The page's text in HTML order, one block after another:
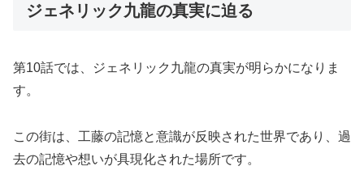
ジェネリック九龍の真実に迫る
第10話では、ジェネリック九龍の真実が明らかになりま
す。
この街は、工藤の記憶と意識が反映された世界であり、過
去の記憶や想いが具現化された場所です。